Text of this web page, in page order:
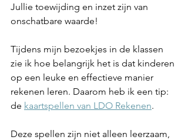
Jullie toewijding en inzet zijn van
onschatbare waarde!
Tijdens mijn bezoekjes in de klassen
zie ik hoe belangrijk het is dat kinderen
op een leuke en effectieve manier
rekenen leren. Daarom heb ik een tip:
de kaartspellen van LDO Rekenen.
Deze spellen zijn niet alleen leerzaam,